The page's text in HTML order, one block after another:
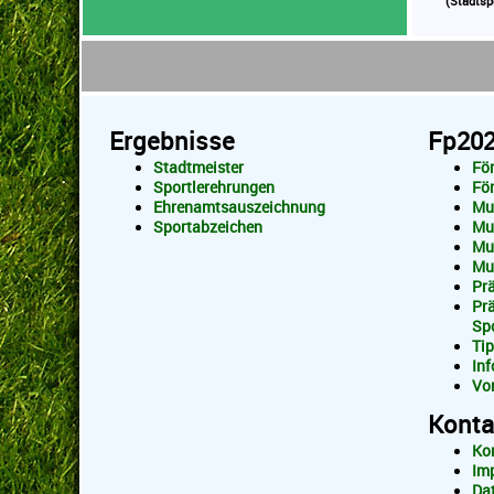
Ergebnisse
Stadtmeister
Sportlerehrungen
Ehrenamtsauszeichnung
Sportabzeichen